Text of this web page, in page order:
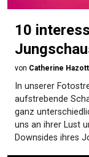
10
von Catherine
In unserer
aufstrebende
ganz
uns an ihrer Lust
Downsides ihres